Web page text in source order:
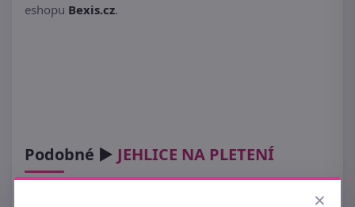
eshopu Bexis.cz.
Podobné ► JEHLICE NA PLETENÍ
×